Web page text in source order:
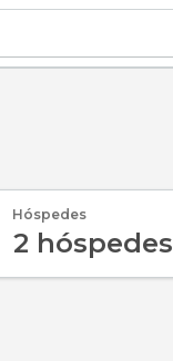
Hóspedes
2 hóspedes